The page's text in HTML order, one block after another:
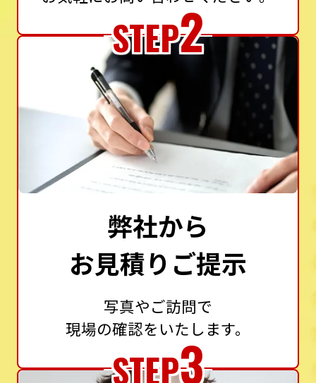
STEP2
弊社から
お見積りご提示
写真やご訪問で
現場の確認をいたします。
STEP3